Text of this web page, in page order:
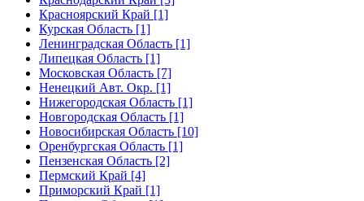
Красноярский Край [1]
Курская Область [1]
Ленинградская Область [1]
Липецкая Область [1]
Московская Область [7]
Ненецкий Авт. Окр. [1]
Нижегородская Область [1]
Новгородская Область [1]
Новосибирская Область [10]
Оренбургская Область [1]
Пензенская Область [2]
Пермский Край [4]
Приморский Край [1]